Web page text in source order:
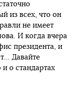
из всех, что он
не имеет
И когда вчера
президента, и
Давайте
о стандартах